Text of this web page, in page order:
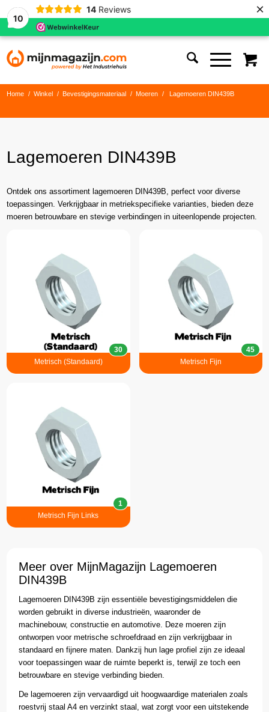
10
14 Reviews ×
Home / Winkel / Bevestigingsmateriaal / Moeren / Lagemoeren DIN439B
Lagemoeren DIN439B
Ontdek ons assortiment lagemoeren DIN439B, perfect voor diverse
toepassingen. Verkrijgbaar in metriekspecifieke varianties, bieden deze
moeren betrouwbare en stevige verbindingen in uiteenlopende projecten.
Meer over MijnMagazijn Lagemoeren
DIN439B
Lagemoeren DIN439B zijn essentiële bevestigingsmiddelen die
worden gebruikt in diverse industrieën, waaronder de
machinebouw, constructie en automotive. Deze moeren zijn
ontworpen voor metrische schroefdraad en zijn verkrijgbaar in
standaard en fijnere maten. Dankzij hun lage profiel zijn ze ideaal
voor toepassingen waar de ruimte beperkt is, terwijl ze toch een
betrouwbare en stevige verbinding bieden.
De lagemoeren zijn vervaardigd uit hoogwaardige materialen zoals
roestvrij staal A4 en verzinkt staal, wat zorgt voor een uitstekende
Metrisch (Standaard)
30
Metrisch Fijn
45
Metrisch Fijn Links
1